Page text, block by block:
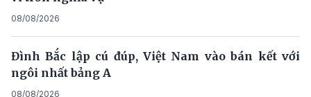
08/08/2026
Đình Bắc lập cú đúp, Việt Nam vào bán kết với
ngôi nhất bảng A
08/08/2026